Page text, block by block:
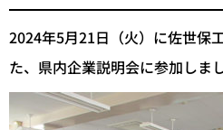
2024年5月21日（火）に佐世保
た、県内企業説明会に参加しまし